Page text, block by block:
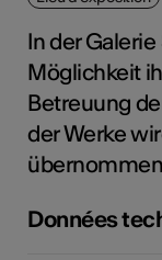
In der
Möglichkeit
Betreuung
der Werke
Données